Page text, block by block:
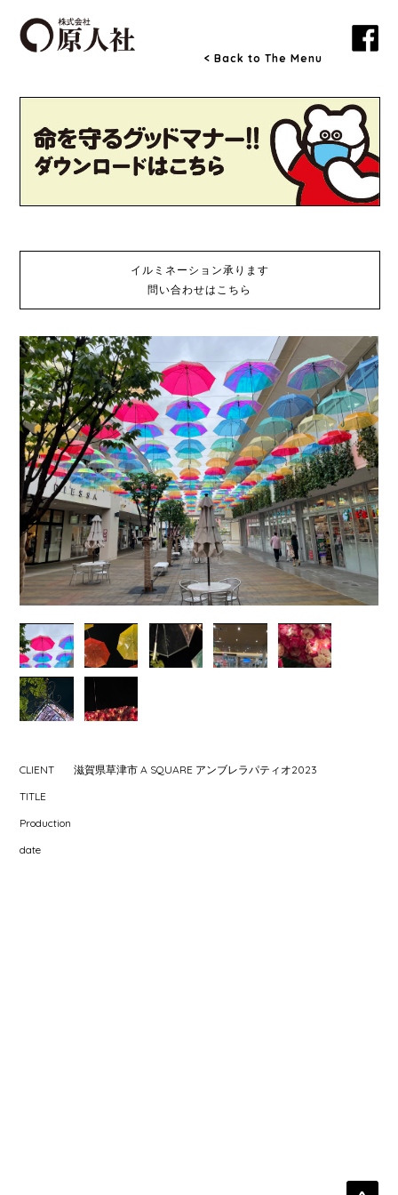
イルミネーション承ります
問い合わせはこちら
< Back to The Menu
CLIENT
滋賀県草津市 A SQUARE アンブレラパティオ2023
TITLE
Production
date